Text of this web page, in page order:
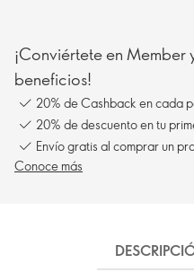
¡Conviértete en
beneficios!
20% de Cashback en cada
20% de descuento en tu
Envío gratis al comprar un
Conoce más